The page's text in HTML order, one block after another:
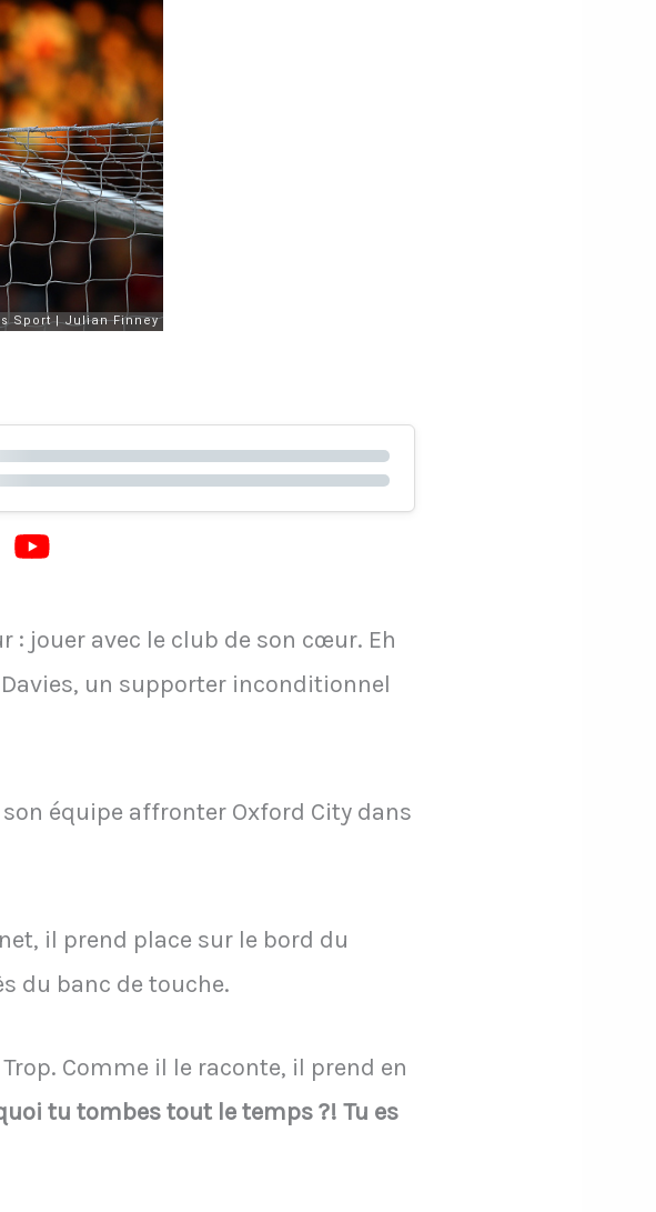
jouer avec le club de son cœur. Eh
un supporter inconditionnel
équipe affronter Oxford City dans
il prend place sur le bord du
du banc de touche.
Comme il le raconte, il prend en
tu tombes tout le temps ?! Tu es